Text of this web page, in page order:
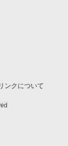
ンクについて